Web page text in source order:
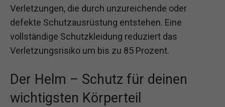
Verletzungen, die durch unzureichende oder
defekte Schutzausrüstung entstehen. Eine
vollständige Schutzkleidung reduziert das
Verletzungsrisiko um bis zu 85 Prozent.
Der Helm – Schutz für deinen
wichtigsten Körperteil